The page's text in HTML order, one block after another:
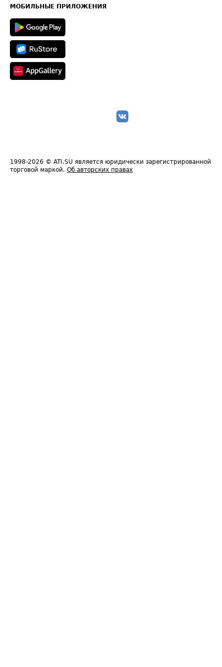
Техническая информация
МОБИЛЬНЫЕ ПРИЛОЖЕНИЯ
1998-2026 © ATI.SU является юридически зарегистрированной
торговой маркой. Об авторских правах